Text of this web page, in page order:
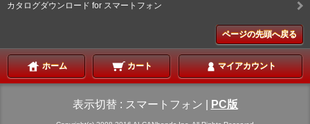
カタログダウンロード for スマートフォン
ページの先頭へ戻る
ホーム カート マイアカウント
表示切替 : スマートフォン PC版